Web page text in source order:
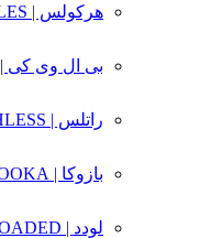
هرکولس | HERCULES
بی ال وی کی | BLVK
راتلس | RUTHLESS
بازوکا | BAZOOKA
لودد | LOADED